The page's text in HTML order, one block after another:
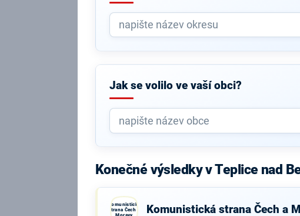
Jak se volilo ve vaší obci?
Konečné výsledky v Teplice nad
Komunistická
strana Čech a
Moravy
Komunistická strana Čech a